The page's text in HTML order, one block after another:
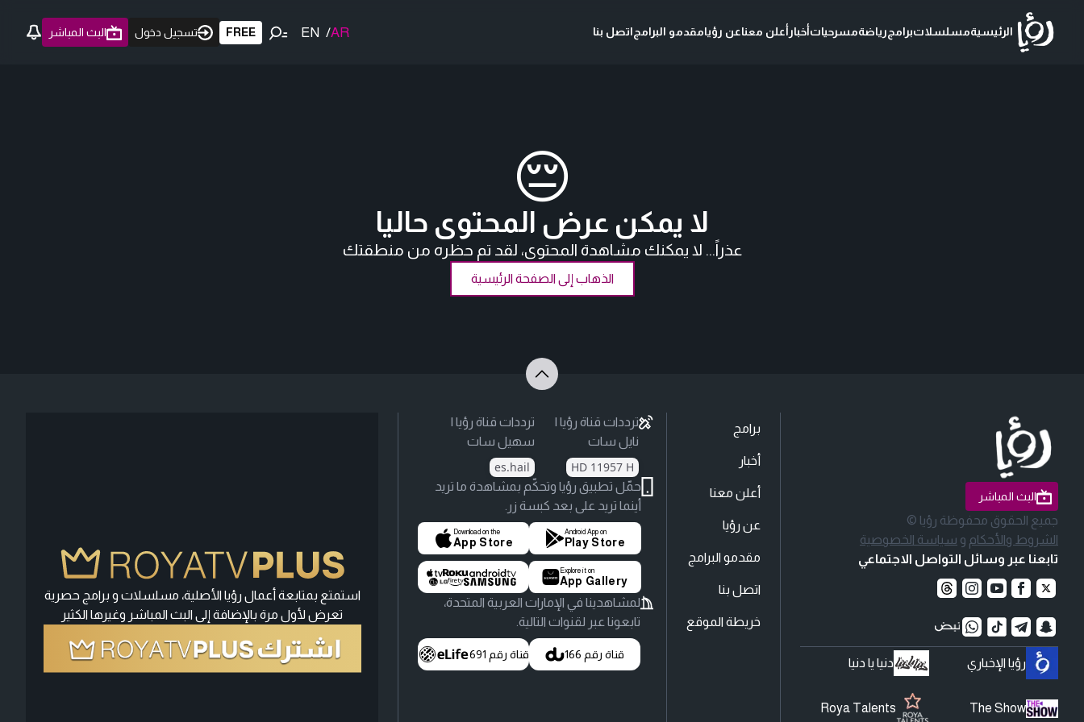
الرئيسيةمسلسلاتبرامجرياضةمسرحياتأخبارأعلن معناعن رؤيامقدمو البرامجاتصل بنا AR
/
EN
FREE تسجيل دخول البث المباشر
😔
لا يمكن عرض المحتوى حاليا
عذراً... لا يمكنك مشاهدة المحتوى، لقد تم حظره من منطقتك
الذهاب إلى الصفحة الرئيسية
البث المباشر
جميع الحقوق محفوظة رؤيا ©
الشروط والأحكام و سياسة الخصوصية
تابعنا عبر وسائل التواصل الاجتماعي
رؤيا الإخباري دنيا يا دنيا
The Show
Roya Talents
برامج
أخبار
أعلن معنا
عن رؤيا
مقدمو البرامج
اتصل بنا
خريطة الموقع
ترددات قناة رؤيا |
نايل سات
HD 11957 H
ترددات قناة رؤيا |
سهيل سات
es.hail
حمّل تطبيق رؤيا وتحكّم بمشاهدة ما تريد
أينما تريد على بعد كبسة زر.
Android App on
Play Store
Download on the
App Store
Explore it on
App Gallery
لمشاهدينا في الإمارات العربية المتحدة،
تابعونا عبر لقنوات التالية.
قناة رقم 166 قناة رقم 691
استمتع بمتابعة أعمال رؤيا الأصلية، مسلسلات و برامج حصرية
تعرض لأول مرة بالإضافة إلى البث المباشر وغيرها الكثير